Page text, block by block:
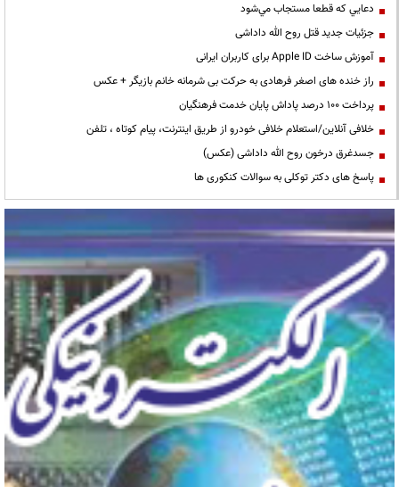
دعايي كه قطعا مستجاب مي‌شود
جزئیات جدید قتل روح الله داداشی
آموزش ساخت Apple ID برای کاربران ایرانی
راز خنده های اصغر فرهادی به حرکت بی شرمانه خانم بازیگر + عکس
پرداخت ۱۰۰ درصد پاداش پایان خدمت فرهنگیان
خلافی آنلاین/استعلام خلافی خودرو از طریق اینترنت، پیام کوتاه ، تلفن
جسدغرق درخون روح الله داداشی (عکس)
پاسخ های دکتر توکلی به سوالات کنکوری ها